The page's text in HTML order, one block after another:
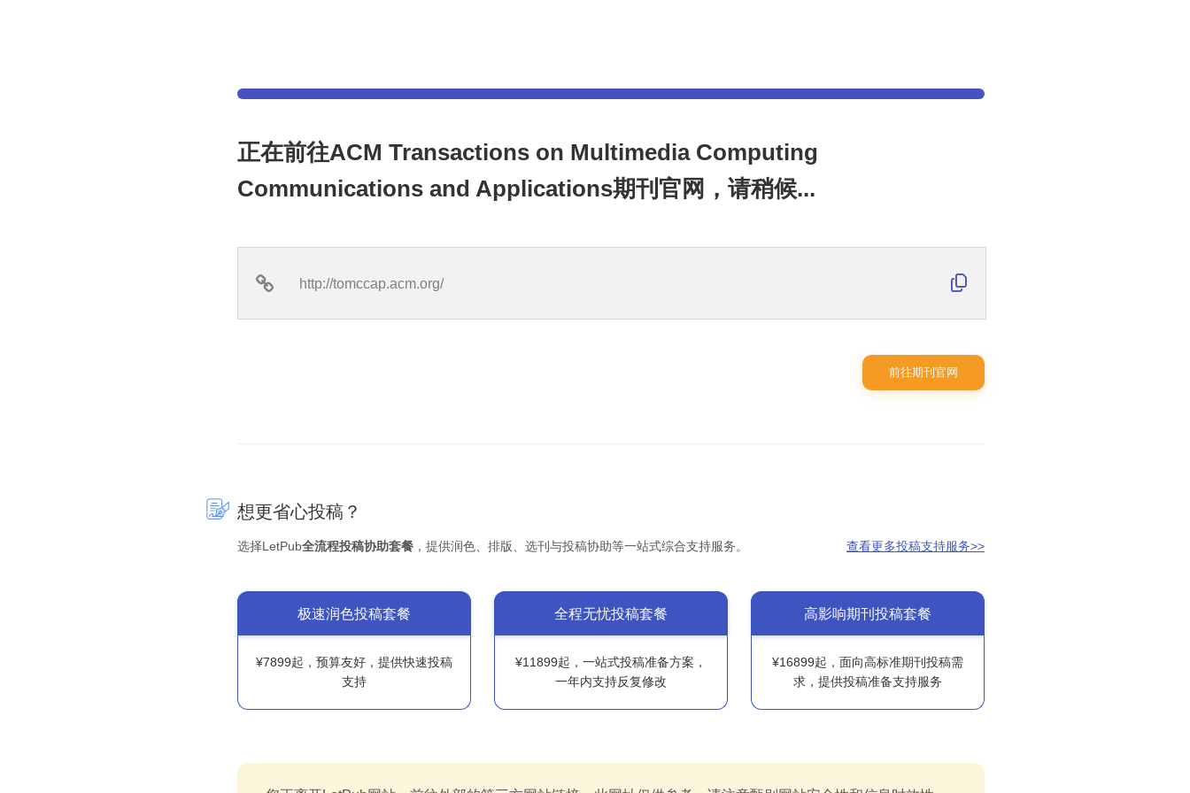
正在前往ACM Transactions on Multimedia Computing
Communications and Applications期刊官网，请稍候...
http://tomccap.acm.org/
想更省心投稿？
选择LetPub全流程投稿协助套餐 ，提供润色、排版、选刊与投稿协助等一站式综合支持服务。 查看更多投稿支持服务>>
极速润色投稿套餐
¥7899起，预算友好，提供快速投稿
支持
全程无忧投稿套餐
¥11899起，一站式投稿准备方案，
一年内支持反复修改
高影响期刊投稿套餐
¥16899起，面向高标准期刊投稿需
求，提供投稿准备支持服务